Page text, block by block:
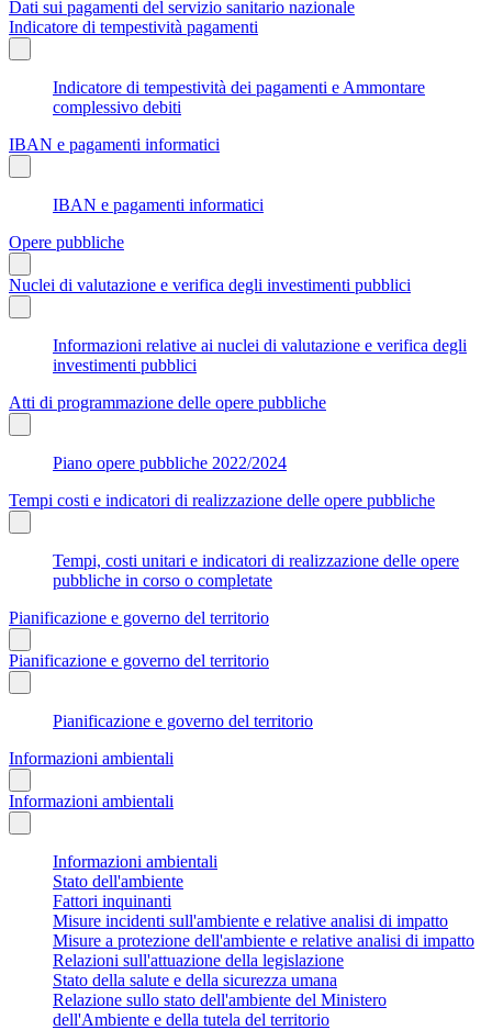
Dati sui pagamenti del servizio sanitario nazionale
Indicatore di tempestività pagamenti
Indicatore di tempestività dei pagamenti e Ammontare
complessivo debiti
IBAN e pagamenti informatici
IBAN e pagamenti informatici
Opere pubbliche
Nuclei di valutazione e verifica degli investimenti pubblici
Informazioni relative ai nuclei di valutazione e verifica degli
investimenti pubblici
Atti di programmazione delle opere pubbliche
Piano opere pubbliche 2022/2024
Tempi costi e indicatori di realizzazione delle opere pubbliche
Tempi, costi unitari e indicatori di realizzazione delle opere
pubbliche in corso o completate
Pianificazione e governo del territorio
Pianificazione e governo del territorio
Pianificazione e governo del territorio
Informazioni ambientali
Informazioni ambientali
Informazioni ambientali
Stato dell'ambiente
Fattori inquinanti
Misure incidenti sull'ambiente e relative analisi di impatto
Misure a protezione dell'ambiente e relative analisi di impatto
Relazioni sull'attuazione della legislazione
Stato della salute e della sicurezza umana
Relazione sullo stato dell'ambiente del Ministero
dell'Ambiente e della tutela del territorio